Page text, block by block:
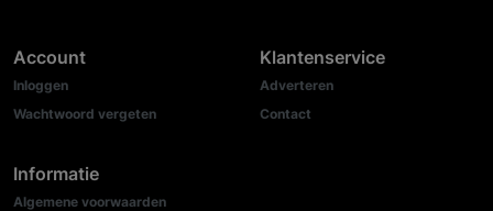
Account
Inloggen
Wachtwoord vergeten
Informatie
Algemene voorwaarden
Klantenservice
Adverteren
Contact